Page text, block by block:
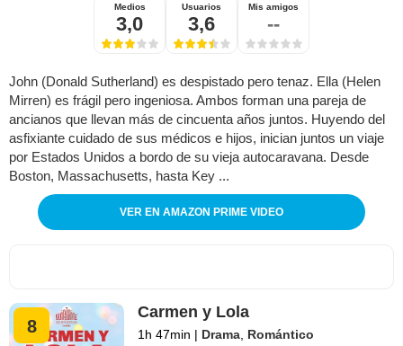
Medios
3,0
Usuarios
3,6
Mis amigos
--
John (Donald Sutherland) es despistado pero tenaz. Ella (Helen
Mirren) es frágil pero ingeniosa. Ambos forman una pareja de
ancianos que llevan más de cincuenta años juntos. Huyendo del
asfixiante cuidado de sus médicos e hijos, inician juntos un viaje
por Estados Unidos a bordo de su vieja autocaravana. Desde
Boston, Massachusetts, hasta Key ...
VER EN AMAZON PRIME VIDEO
8
Carmen y Lola
1h 47min | Drama Romántico